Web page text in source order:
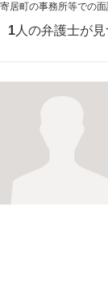
寄居町の事務所等での面
1 人の弁護士が